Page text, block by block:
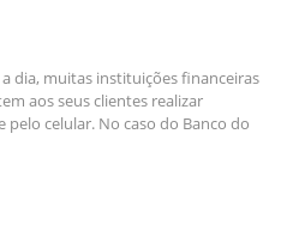
dia, muitas instituições financeiras
aos seus clientes realizar
celular. No caso do Banco do